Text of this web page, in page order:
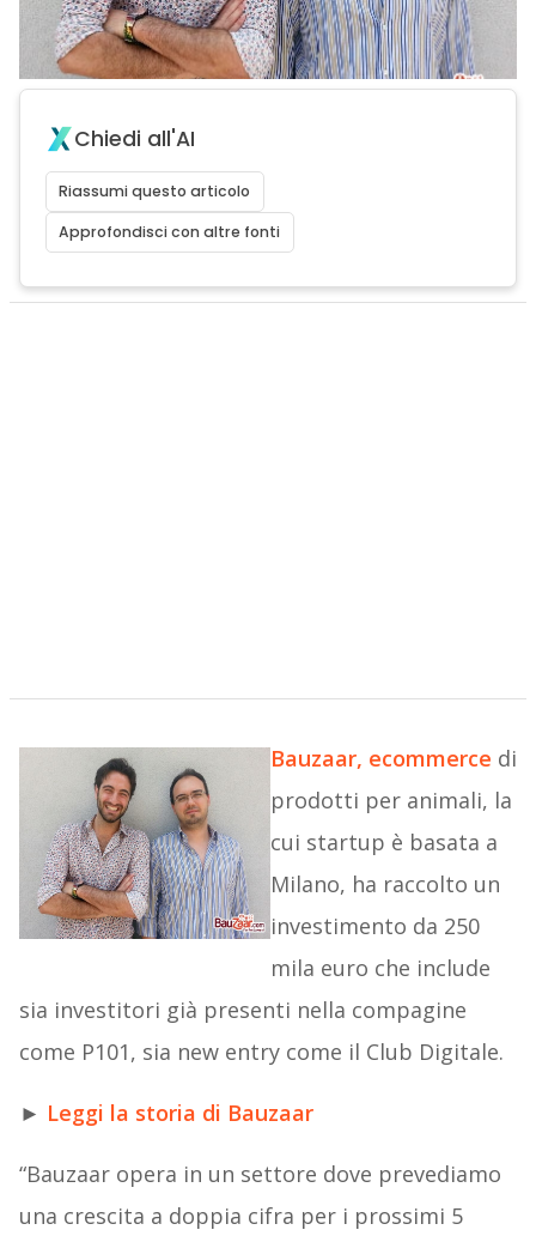
Chiedi all'AI
Riassumi questo articolo
Approfondisci con altre fonti
Bauzaar, ecommerce di
prodotti per animali, la
cui startup è basata a
Milano, ha raccolto un
investimento da 250
mila euro che include
sia investitori già presenti nella compagine
come P101, sia new entry come il Club Digitale.
► Leggi la storia di Bauzaar
“Bauzaar opera in un settore dove prevediamo
una crescita a doppia cifra per i prossimi 5